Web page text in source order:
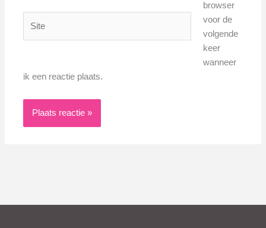
browser
voor de
volgende
keer
wanneer
ik een reactie plaats.